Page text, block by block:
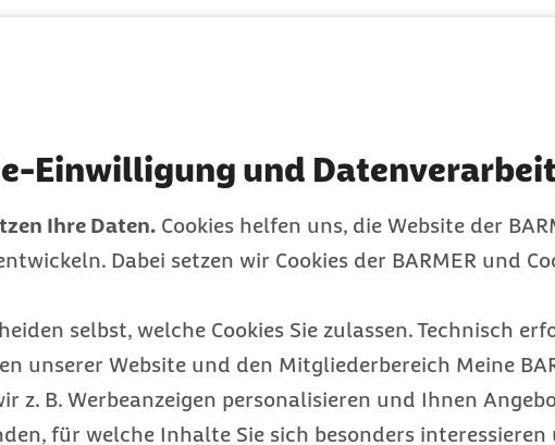
Einwilligung und
Ihre Daten. Cookies helfen uns, die Website der
Dabei setzen wir Cookies der BARMER und
selbst, welche Cookies Sie zulassen. Technisch
unserer Website und den Mitgliederbereich Meine
z. B. Werbeanzeigen personalisieren und Ihnen
für welche Inhalte Sie sich besonders
Gestaltung von Postern zur internen
zum Thema Brustkrebs:
zur Selbstuntersuchung der Brust
zum Thema Hautkrebs:
der Haut
zu verschiedenen Krebserkrankungen und
der Info-Reihe der Krebsgesellschaft
NRW
Website der Krebsgesellschaft NRW
Info-Veranstaltungen erhalten Sie bei: